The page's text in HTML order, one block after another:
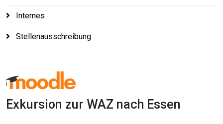
Internes
Stellenausschreibung
Exkursion zur WAZ nach Essen